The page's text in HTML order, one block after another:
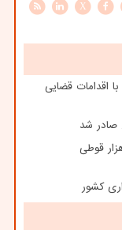
X
یورو با اقدامات قضایی
صادر شد
فوری دادستان تهران برای ترخیص 50 هزار قوطی
کشور